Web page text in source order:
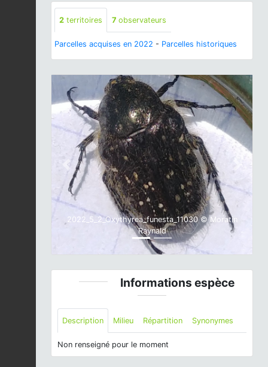
2 territoires 7 observateurs
Parcelles acquises en 2022 - Parcelles historiques
2022_5_2_Oxythyrea_funesta_11030 © Moratin
Raynald
Previous
Informations espèce
Description Milieu Répartition Synonymes
Non renseigné pour le moment